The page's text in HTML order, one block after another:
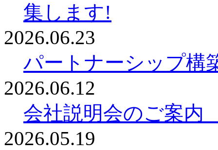
集します!
2026.06.23
パートナーシップ構
2026.06.12
会社説明会のご案
2026.05.19